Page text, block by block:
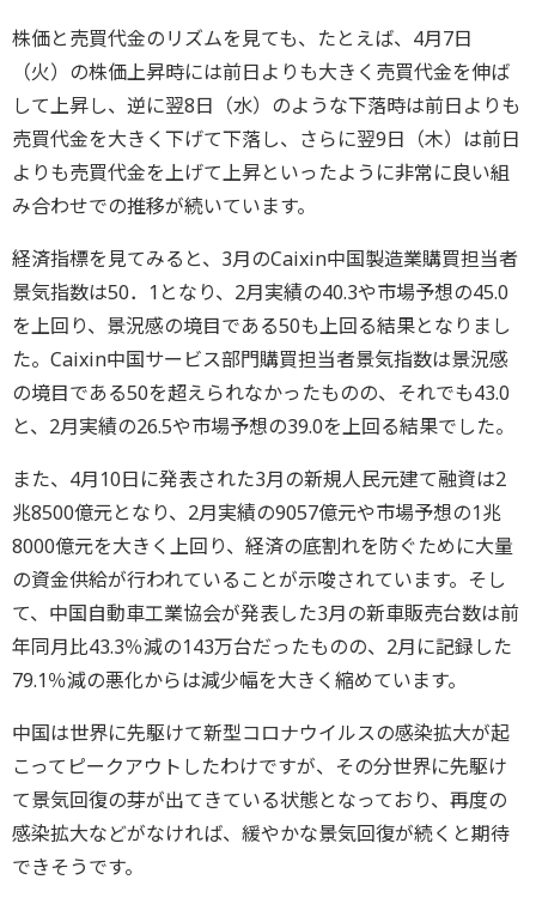
株価と売買代金のリズムを見ても、たとえば、4月7日
（火）の株価上昇時には前日よりも大きく売買代金を伸ば
して上昇し、逆に翌8日（水）のような下落時は前日よりも
売買代金を大きく下げて下落し、さらに翌9日（木）は前日
よりも売買代金を上げて上昇といったように非常に良い組
み合わせでの推移が続いています。
経済指標を見てみると、3月のCaixin中国製造業購買担当者
景気指数は50．1となり、2月実績の40.3や市場予想の45.0
を上回り、景況感の境目である50も上回る結果となりまし
た。Caixin中国サービス部門購買担当者景気指数は景況感
の境目である50を超えられなかったものの、それでも43.0
と、2月実績の26.5や市場予想の39.0を上回る結果でした。
また、4月10日に発表された3月の新規人民元建て融資は2
兆8500億元となり、2月実績の9057億元や市場予想の1兆
8000億元を大きく上回り、経済の底割れを防ぐために大量
の資金供給が行われていることが示唆されています。そし
て、中国自動車工業協会が発表した3月の新車販売台数は前
年同月比43.3％減の143万台だったものの、2月に記録した
79.1％減の悪化からは減少幅を大きく縮めています。
中国は世界に先駆けて新型コロナウイルスの感染拡大が起
こってピークアウトしたわけですが、その分世界に先駆け
て景気回復の芽が出てきている状態となっており、再度の
感染拡大などがなければ、緩やかな景気回復が続くと期待
できそうです。